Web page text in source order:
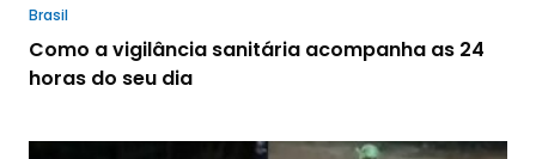
Brasil
Como a vigilância sanitária acompanha as 24
horas do seu dia